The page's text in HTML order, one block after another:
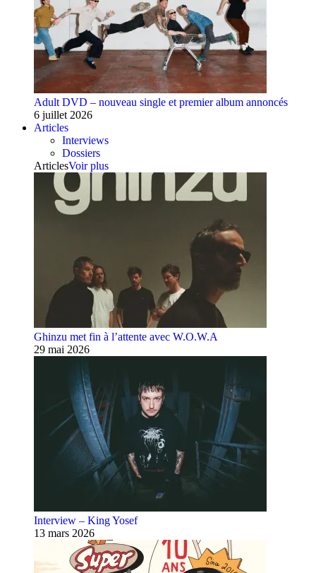
Adult DVD – nouveau single et premier album annoncés
6 juillet 2026
Articles
Interviews
Dossiers
ArticlesVoir plus
Ghinzu met fin à l’attente avec W.O.W.A
29 mai 2026
Interview – King Yosef
13 mars 2026